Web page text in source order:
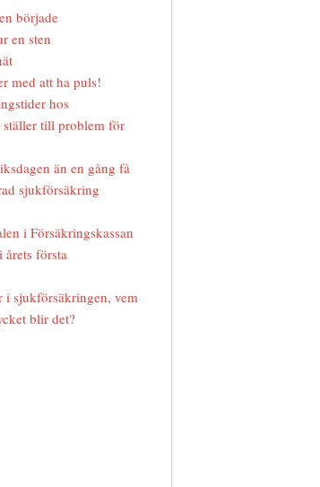
började
en sten
med att ha puls!
hos
ställer till problem för
än en gång få
sjukförsäkring
i Försäkringskassan
första
i sjukförsäkringen, vem
blir det?